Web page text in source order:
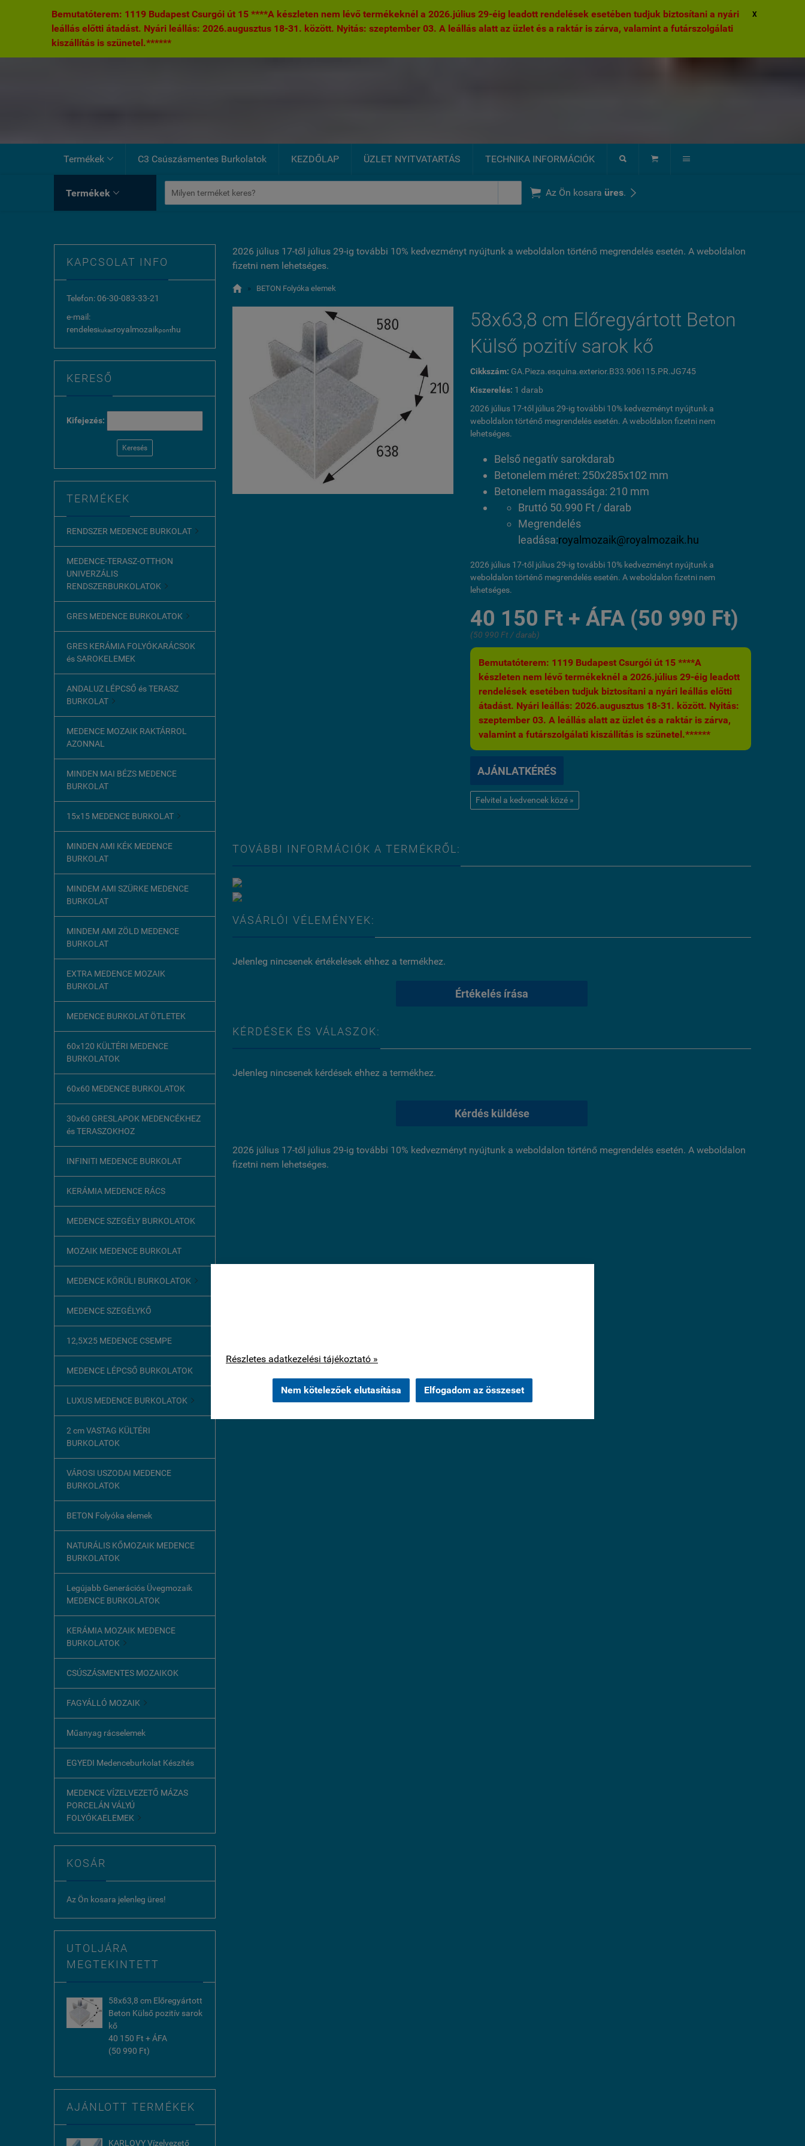
Részletes adatkezelési tájékoztató »
Nem kötelezőek elutasítása Elfogadom az összeset
Bemutatóterem: 1119 Budapest Csurgói út 15 ****A készleten nem lévő termékeknél a 2026.július 29-éig leadott rendelések esetében tudjuk biztosítani a nyári
leállás előtti átadást. Nyári leállás: 2026.augusztus 18-31. között. Nyitás: szeptember 03. A leállás alatt az üzlet és a raktár is zárva, valamint a futárszolgálati
kiszállítás is szünetel.******
X
Termékek  C3 Csúszásmentes Burkolatok KEZDŐLAP ÜZLET NYITVATARTÁS TECHNIKA INFORMÁCIÓK   
Termékek   Az Ön kosara üres. 
KAPCSOLAT INFO
Telefon: 06-30-083-33-21
e-mail:
rendeleskukacroyalmozaikponthu
KERESŐ
Kifejezés:
Keresés
TERMÉKEK
RENDSZER MEDENCE BURKOLAT 
MEDENCE-TERASZ-OTTHON
UNIVERZÁLIS
RENDSZERBURKOLATOK 
GRES MEDENCE BURKOLATOK 
GRES KERÁMIA FOLYÓKARÁCSOK
és SAROKELEMEK
ANDALUZ LÉPCSŐ és TERASZ
BURKOLAT 
MEDENCE MOZAIK RAKTÁRROL
AZONNAL
MINDEN MAI BÉZS MEDENCE
BURKOLAT
15x15 MEDENCE BURKOLAT 
MINDEN AMI KÉK MEDENCE
BURKOLAT
MINDEM AMI SZÜRKE MEDENCE
BURKOLAT
MINDEM AMI ZÖLD MEDENCE
BURKOLAT
EXTRA MEDENCE MOZAIK
BURKOLAT
MEDENCE BURKOLAT ÖTLETEK
60x120 KÜLTÉRI MEDENCE
BURKOLATOK
60x60 MEDENCE BURKOLATOK
30x60 GRESLAPOK MEDENCÉKHEZ
és TERASZOKHOZ
INFINITI MEDENCE BURKOLAT
KERÁMIA MEDENCE RÁCS
MEDENCE SZEGÉLY BURKOLATOK
MOZAIK MEDENCE BURKOLAT
MEDENCE KÖRÜLI BURKOLATOK 
MEDENCE SZEGÉLYKŐ
12,5X25 MEDENCE CSEMPE
MEDENCE LÉPCSŐ BURKOLATOK
LUXUS MEDENCE BURKOLATOK 
2 cm VASTAG KÜLTÉRI
BURKOLATOK
VÁROSI USZODAI MEDENCE
BURKOLATOK
BETON Folyóka elemek
NATURÁLIS KŐMOZAIK MEDENCE
BURKOLATOK
Legújabb Generációs Üvegmozaik
MEDENCE BURKOLATOK
KERÁMIA MOZAIK MEDENCE
BURKOLATOK 
CSÚSZÁSMENTES MOZAIKOK
FAGYÁLLÓ MOZAIK 
Műanyag rácselemek
EGYEDI Medenceburkolat Készítés
MEDENCE VÍZELVEZETŐ MÁZAS
PORCELÁN VÁLYÚ
FOLYÓKAELEMEK 
KOSÁR
Az Ön kosara jelenleg üres!
UTOLJÁRA
MEGTEKINTETT
58x63,8 cm Előregyártott
Beton Külső pozitív sarok
kő
40 150 Ft + ÁFA
(50 990 Ft)
AJÁNLOTT TERMÉKEK
KARLOVY Vízelvezető
2026 július 17-től július 29-ig további 10% kedvezményt nyújtunk a weboldalon történő megrendelés esetén. A weboldalon
fizetni nem lehetséges.
 » BETON Folyóka elemek
58x63,8 cm Előregyártott Beton
Külső pozitív sarok kő
Cikkszám: GA.Pieza.esquina.exterior.B33.906115.PR.JG745
Kiszerelés: 1 darab
2026 július 17-től július 29-ig további 10% kedvezményt nyújtunk a
weboldalon történő megrendelés esetén. A weboldalon fizetni nem
lehetséges.
Belső negatív sarokdarab
Betonelem méret: 250x285x102 mm
Betonelem magassága: 210 mm
Bruttó 50.990 Ft / darab
Megrendelés
leadása:royalmozaik@royalmozaik.hu
2026 július 17-től július 29-ig további 10% kedvezményt nyújtunk a
weboldalon történő megrendelés esetén. A weboldalon fizetni nem
lehetséges.
40 150 Ft + ÁFA (50 990 Ft)
(50 990 Ft / darab)
Bemutatóterem: 1119 Budapest Csurgói út 15 ****A
készleten nem lévő termékeknél a 2026.július 29-éig leadott
rendelések esetében tudjuk biztosítani a nyári leállás előtti
átadást. Nyári leállás: 2026.augusztus 18-31. között. Nyitás:
szeptember 03. A leállás alatt az üzlet és a raktár is zárva,
valamint a futárszolgálati kiszállítás is szünetel.******
AJÁNLATKÉRÉS
Felvitel a kedvencek közé »
TOVÁBBI INFORMÁCIÓK A TERMÉKRŐL:
VÁSÁRLÓI VÉLEMÉNYEK:
Jelenleg nincsenek értékelések ehhez a termékhez.
Értékelés írása
KÉRDÉSEK ÉS VÁLASZOK:
Jelenleg nincsenek kérdések ehhez a termékhez.
Kérdés küldése
2026 július 17-től július 29-ig további 10% kedvezményt nyújtunk a weboldalon történő megrendelés esetén. A weboldalon
fizetni nem lehetséges.